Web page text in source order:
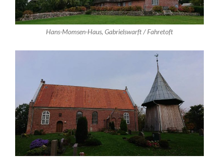
Hans-Momsen-Haus, Gabrielswarft / Fahretoft